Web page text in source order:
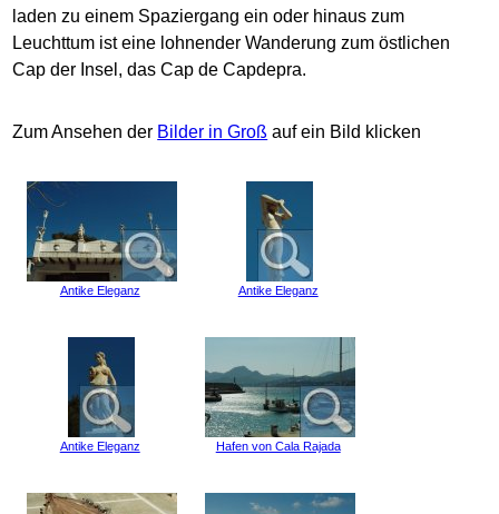
laden zu einem Spaziergang ein oder hinaus zum
Leuchttum ist eine lohnender Wanderung zum östlichen
Cap der Insel, das Cap de Capdepra.
Zum Ansehen der Bilder in Groß auf ein Bild klicken
Antike Eleganz Antike Eleganz
Antike Eleganz Hafen von Cala Rajada